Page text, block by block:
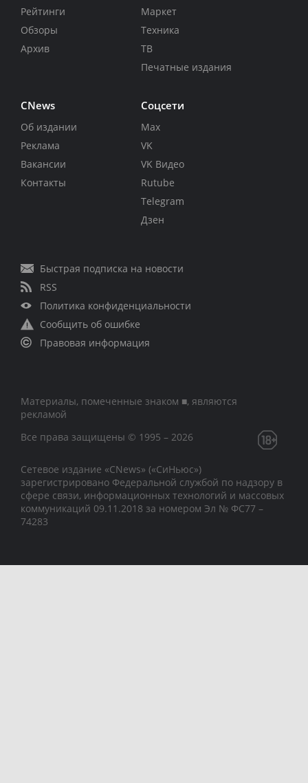
Рейтинги
Обзоры
Архив
Маркет
Техника
ТВ
Печатные издания
CNews
Об издании
Реклама
Вакансии
Контакты
Соцсети
Max
VK
VK Видео
Rutube
Telegram
Дзен
Быстрая подписка на новости
RSS
Политика конфиденциальности
Сообщить об ошибке
Правовая информация
Материалы, помеченные знаком ■, являются
рекламой
Все права защищены © 1995 – 2026
Сетевое издание «CNews» («СиНьюс»)
зарегистрировано Федеральной службой по надзору в
сфере связи, информационных технологий и массовых
коммуникаций 09.11.2018 за номером Эл № ФС77 –
74283